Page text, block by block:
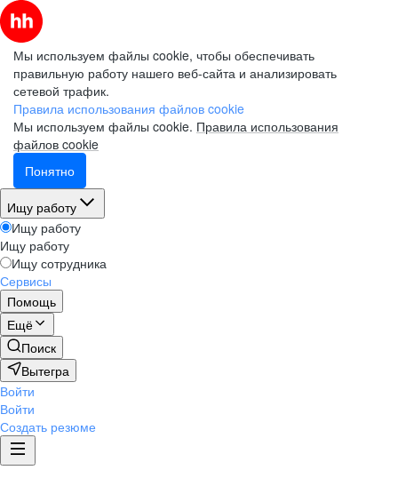
Мы используем файлы cookie, чтобы обеспечивать
правильную работу нашего веб-сайта и анализировать
сетевой трафик.
Правила использования файлов cookie
Мы используем файлы cookie. Правила использования
файлов cookie
Понятно
Ищу работу
Ищу работу
Ищу работу
Ищу сотрудника
Сервисы
Помощь
Ещё
Поиск
Вытегра
Войти
Войти
Создать резюме